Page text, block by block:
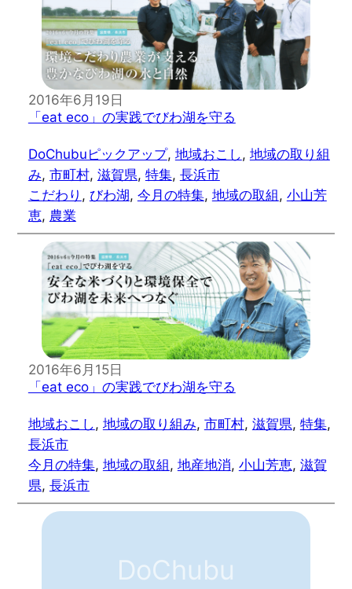
2016年6月19日
「eat eco」の実践でびわ湖を守る
DoChubuピックアップ, 地域おこし, 地域の取り組
み, 市町村, 滋賀県, 特集, 長浜市
こだわり , びわ湖, 今月の特集, 地域の取組, 小山芳
恵, 農業
2016年6月15日
「eat eco」の実践でびわ湖を守る
地域おこし, 地域の取り組み, 市町村, 滋賀県, 特集
長浜市
今月の特集, 地域の取組, 地産地消, 小山芳恵, 滋賀
県, 長浜市
DoChubu